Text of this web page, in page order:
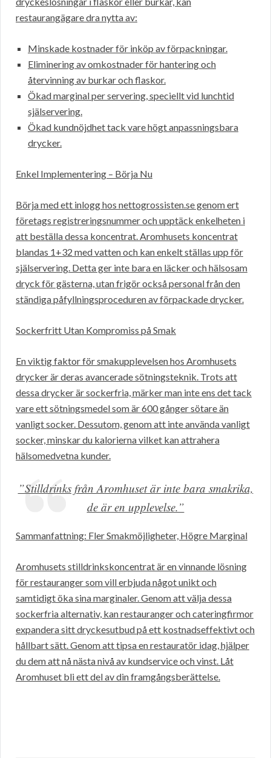
restaurangägare dra nytta av:
Minskade kostnader för inköp av förpackningar.
Eliminering av omkostnader för hantering och
återvinning av burkar och flaskor.
Ökad marginal per servering, speciellt vid lunchtid
själservering.
Ökad kundnöjdhet tack vare högt anpassningsbara
drycker.
Enkel Implementering – Börja Nu
Börja med ett inlogg hos nettogrossisten.se genom ert
företags registreringsnummer och upptäck enkelheten i
att beställa dessa koncentrat. Aromhusets koncentrat
blandas 1+32 med vatten och kan enkelt ställas upp för
själservering. Detta ger inte bara en läcker och hälsosam
dryck för gästerna, utan frigör också personal från den
ständiga påfyllningsproceduren av förpackade drycker.
Sockerfritt Utan Kompromiss på Smak
En viktig faktor för smakupplevelsen hos Aromhusets
drycker är deras avancerade sötningsteknik. Trots att
dessa drycker är sockerfria, märker man inte ens det tack
vare ett sötningsmedel som är 600 gånger sötare än
vanligt socker. Dessutom, genom att inte använda vanligt
socker, minskar du kalorierna vilket kan attrahera
hälsomedvetna kunder.
”Stilldrinks från Aromhuset är inte bara smakrika,
de är en upplevelse.”
Sammanfattning: Fler Smakmöjligheter, Högre Marginal
Aromhusets stilldrinkskoncentrat är en vinnande lösning
för restauranger som vill erbjuda något unikt och
samtidigt öka sina marginaler. Genom att välja dessa
sockerfria alternativ, kan restauranger och cateringfirmor
expandera sitt dryckesutbud på ett kostnadseffektivt och
hållbart sätt. Genom att tipsa en restauratör idag, hjälper
du dem att nå nästa nivå av kundservice och vinst. Låt
Aromhuset bli ett del av din framgångsberättelse.